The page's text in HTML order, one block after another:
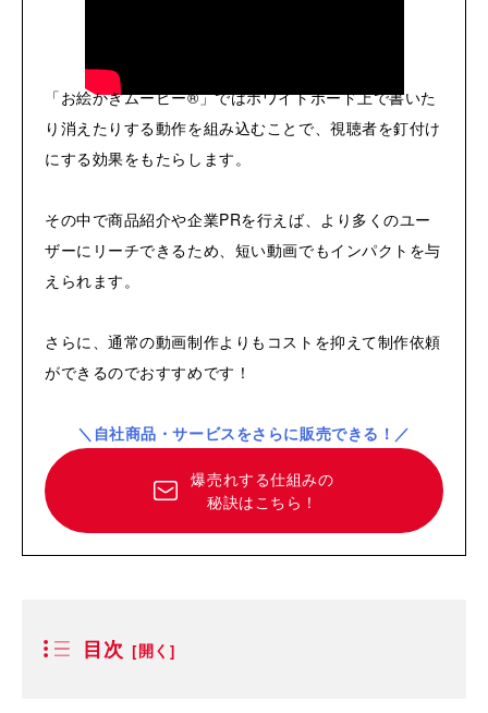
「お絵かきムービー®」ではホワイトボード上で書いた
り消えたりする動作を組み込むことで、視聴者を釘付け
にする効果をもたらします。
その中で商品紹介や企業PRを行えば、より多くのユー
ザーにリーチできるため、短い動画でもインパクトを与
えられます。
さらに、通常の動画制作よりもコストを抑えて制作依頼
ができるのでおすすめです！
＼自社商品・サービスをさらに販売できる！／
爆売れする仕組みの
秘訣はこちら！
目次